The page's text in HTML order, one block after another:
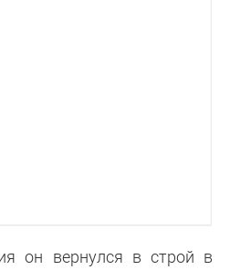
он вернулся в строй в